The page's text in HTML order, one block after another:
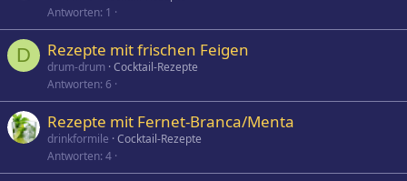
Antworten 1
D Rezepte mit frischen Feigen
drum-drum Cocktail-Rezepte
Antworten 6
Rezepte mit Fernet-Branca/Menta
drinkformile Cocktail-Rezepte
Antworten 4